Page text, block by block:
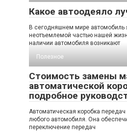
Какое автоодеяло
В сегодняшнем мире автомобиль
неотъемлемой частью нашей
наличии автомобиля возникают
Полезное
Стоимость замены
автоматической
подробное
Автоматическая коробка
любого автомобиля. Она
переключение передач